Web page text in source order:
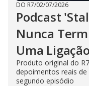
DO R7/02/07/2026
Podcast
Nunca
Uma
Produto original do
depoimentos reais
segundo episódio